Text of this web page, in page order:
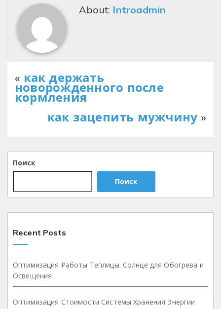
About: Introadmin
« как держать
новорожденного после
кормления
как зацепить мужчину »
Поиск
Поиск
Recent Posts
Оптимизация Работы Теплицы: Солнце для Обогрева и
Освещения
Оптимизация Стоимости Системы Хранения Энергии